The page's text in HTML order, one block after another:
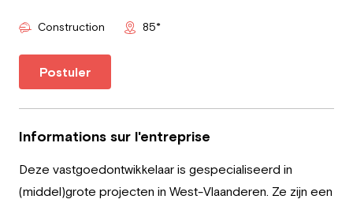
Travailleur
Secteurs
Blog
Construction 85*
Postuler
Informations sur l'entreprise
Deze vastgoedontwikkelaar is gespecialiseerd in
(middel)grote projecten in West-Vlaanderen. Ze zijn een